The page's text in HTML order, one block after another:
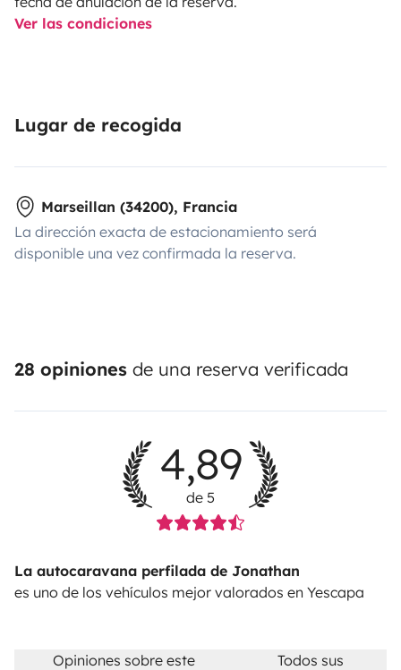
Ver las condiciones
Lugar de recogida
Marseillan (34200), Francia
La dirección exacta de estacionamiento será
disponible una vez confirmada la reserva.
28 opiniones de una reserva verificada
4,89
de 5
La autocaravana perfilada de Jonathan
es uno de los vehículos mejor valorados en Yescapa
Opiniones sobre este
Todos sus